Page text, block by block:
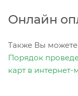
Онлайн
Также Вы можете
Порядок
карт в интернет-